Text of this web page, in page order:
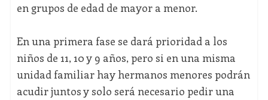
en grupos de edad de mayor a menor.
En una primera fase se dará prioridad a los
niños de 11, 10 y 9 años, pero si en una misma
unidad familiar hay hermanos menores podrán
acudir juntos y solo será necesario pedir una